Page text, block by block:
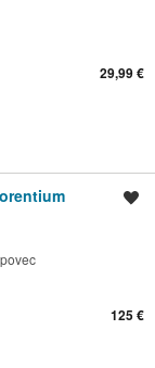
29,99 €
125 €